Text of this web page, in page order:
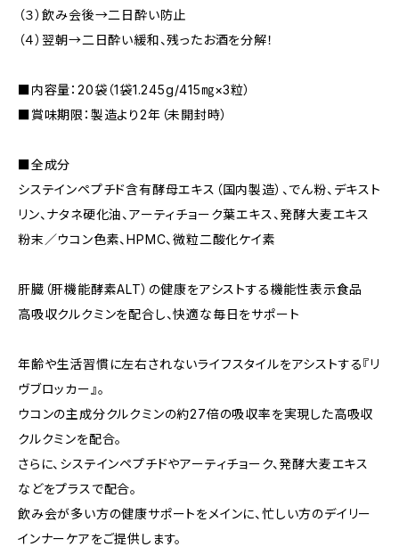
（３）飲み会後→二日酔い防止
（４）翌朝→二日酔い緩和、残ったお酒を分解！
■内容量：20袋（1袋1.245g/415㎎×3粒）
■賞味期限：製造より2年（未開封時）
■全成分
システインペプチド含有酵母エキス（国内製造）、でん粉、デキスト
リン、ナタネ硬化油、アーティチョーク葉エキス、発酵大麦エキス
粉末／ウコン色素、HPMC、微粒二酸化ケイ素
肝臓（肝機能酵素ALT）の健康をアシストする機能性表示食品
高吸収クルクミンを配合し、快適な毎日をサポート
年齢や生活習慣に左右されないライフスタイルをアシストする『リ
ヴブロッカー』。
ウコンの主成分クルクミンの約27倍の吸収率を実現した高吸収
クルクミンを配合。
さらに、システインペプチドやアーティチョーク、発酵大麦エキス
などをプラスで配合。
飲み会が多い方の健康サポートをメインに、忙しい方のデイリー
インナーケアをご提供します。